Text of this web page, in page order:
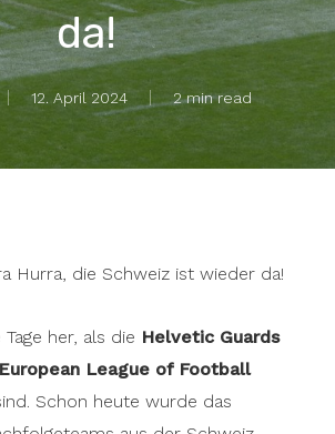
da!
12. April 2024 2 min read
Hurra, die Schweiz ist wieder da!
her, als die Helvetic Guards
European League of Football
Schon heute wurde das